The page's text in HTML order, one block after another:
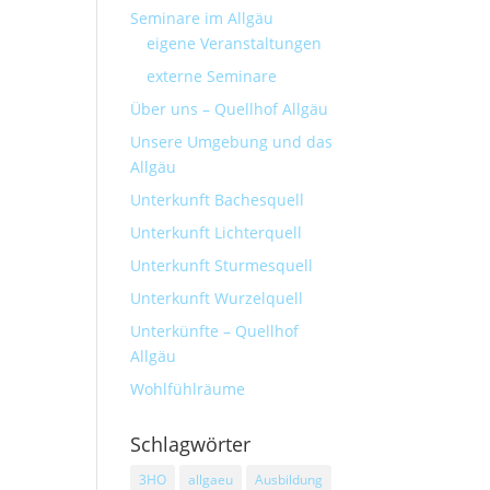
Seminare im Allgäu
eigene Veranstaltungen
externe Seminare
Über uns – Quellhof Allgäu
Unsere Umgebung und das
Allgäu
Unterkunft Bachesquell
Unterkunft Lichterquell
Unterkunft Sturmesquell
Unterkunft Wurzelquell
Unterkünfte – Quellhof
Allgäu
Wohlfühlräume
Schlagwörter
3HO allgaeu
Ausbildung